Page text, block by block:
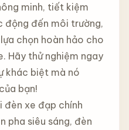
minh, tiết kiệm
động đến môi trường,
chọn hoàn hảo cho
Hãy thử nghiệm ngay
khác biệt mà nó
bạn!
đèn xe đạp chính
pha siêu sáng, đèn